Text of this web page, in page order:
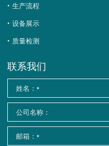
生产流程
设备展示
质量检测
联系我们